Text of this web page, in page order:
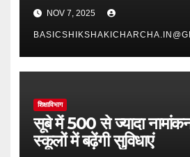
NOV 7, 2025
शिक्षाविभाग
सूबे में 500 से ज्यादा नामांकन
स्कूलों में बढ़ेंगी सुविधाएं